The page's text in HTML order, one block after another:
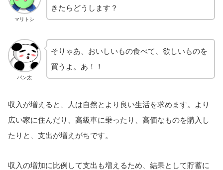
マリトシ
きたらどうします？
パン太
そりゃあ、おいしいもの食べて、欲しいものを
買うよ。あ！！
収入が増えると、人は自然とより良い生活を求めます。より
広い家に住んだり、高級車に乗ったり、高価なものを購入し
たりと、支出が増えがちです。
収入の増加に比例して支出も増えるため、結果として貯蓄に